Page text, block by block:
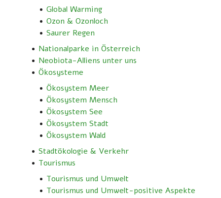
Global Warming
Ozon & Ozonloch
Saurer Regen
Nationalparke in Österreich
Neobiota-Alliens unter uns
Ökosysteme
Ökosystem Meer
Ökosystem Mensch
Ökosystem See
Ökosystem Stadt
Ökosystem Wald
Stadtökologie & Verkehr
Tourismus
Tourismus und Umwelt
Tourismus und Umwelt-positive Aspekte